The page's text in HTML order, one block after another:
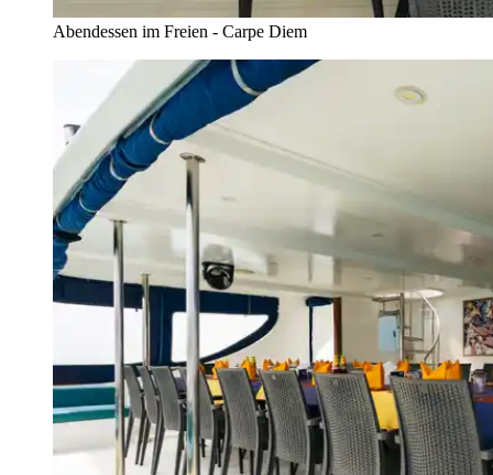
Abendessen im Freien - Carpe Diem